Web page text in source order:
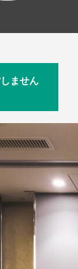
ません